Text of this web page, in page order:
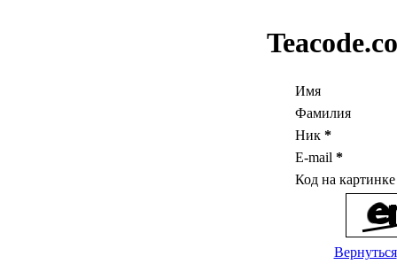
Имя
Фамилия
Ник *
E-mail *
Код на
Вернуться